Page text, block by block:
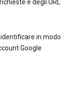
e degli URL
in modo
Google